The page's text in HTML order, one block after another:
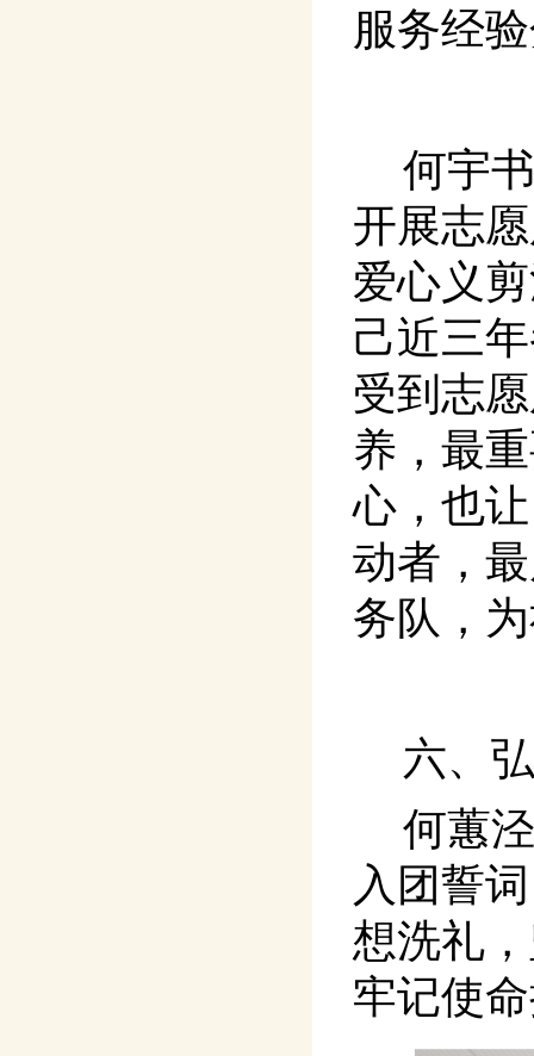
服务经
何宇
开展志
爱心义
己近三
受到志
养，最
心，也
动者，
务队，
六、
何蕙
入团誓
想洗礼
牢记使